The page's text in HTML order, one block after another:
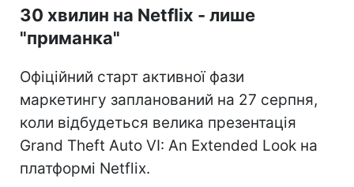
30 хвилин на Netflix - лише
"приманка"
Офіційний старт активної фази
маркетингу запланований на 27 серпня,
коли відбудеться велика презентація
Grand Theft Auto VI: An Extended Look на
платформі Netflix.